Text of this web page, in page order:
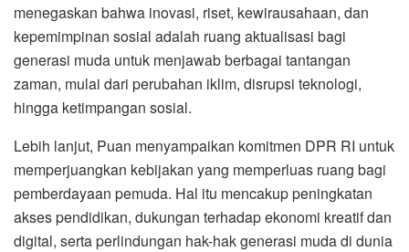
menegaskan bahwa inovasi, riset, kewirausahaan, dan
kepemimpinan sosial adalah ruang aktualisasi bagi
generasi muda untuk menjawab berbagai tantangan
zaman, mulai dari perubahan iklim, disrupsi teknologi,
hingga ketimpangan sosial.
Lebih lanjut, Puan menyampaikan komitmen DPR RI untuk
memperjuangkan kebijakan yang memperluas ruang bagi
pemberdayaan pemuda. Hal itu mencakup peningkatan
akses pendidikan, dukungan terhadap ekonomi kreatif dan
digital, serta perlindungan hak-hak generasi muda di dunia